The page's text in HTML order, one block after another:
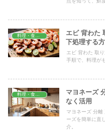
エビ 背わた
下処理する
エビ 背わた 取
手順で、料理が
料理・食材保存
マヨネーズ
なく活用
マヨネーズ 分離
ーズを簡単に直
介。